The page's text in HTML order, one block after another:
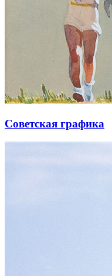
Советская графика